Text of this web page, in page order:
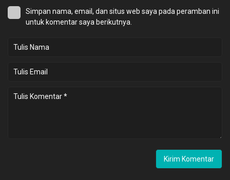
Simpan nama, email, dan situs web saya pada peramban ini
untuk komentar saya berikutnya.